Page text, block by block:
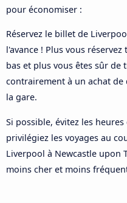
pour économiser :
Réservez le billet de
l'avance ! Plus vous
bas et plus vous êtes sûr de
contrairement à un achat
la gare.
Si possible, évitez les
privilégiez les voyages au
Liverpool à Newcastle upon
moins cher et moins